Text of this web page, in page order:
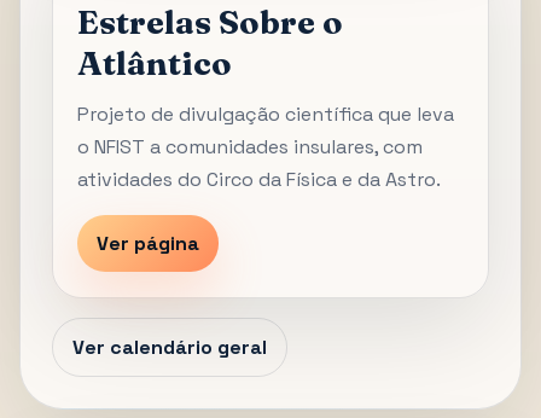
Estrelas Sobre o
Atlântico
Projeto de divulgação científica que leva
o NFIST a comunidades insulares, com
atividades do Circo da Física e da Astro.
Ver página
Ver calendário geral